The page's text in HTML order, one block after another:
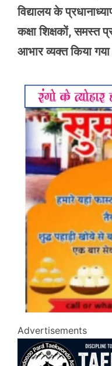
विद्यालय के
कक्षा शिक्षकों, समस्त
आभार व्यक्त किया
Advertisements